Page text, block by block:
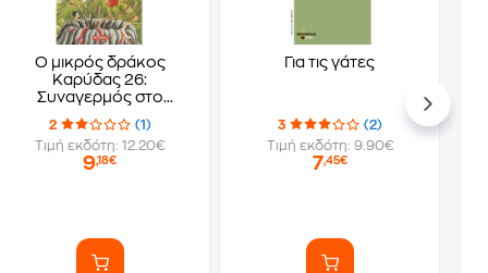
Ο μικρός δράκος
Καρύδας 26:
Συναγερμός στο
ηφαίστειο
2
(1)
Τιμή εκδότη: 12.20€
9,18€
Για τις γάτες
3
(2)
Τιμή εκδότη: 9.90€
7,45€